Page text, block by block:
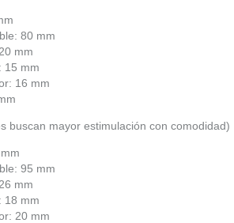
80 mm
mm
15 mm
16 mm
buscan mayor estimulación con comodidad)
95 mm
mm
18 mm
20 mm